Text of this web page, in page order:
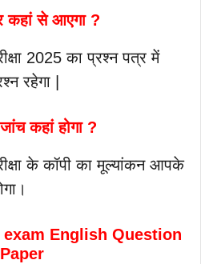
कहां से आएगा ?
2025 का प्रश्न पत्र में
रहेगा |
कहां होगा ?
के कॉपी का मूल्यांकन आपके
exam English Question
Paper